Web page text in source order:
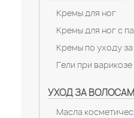
Кремы для ног
Кремы для ног с
Кремы по уходу за
Гели при варикозе
УХОД ЗА
Масла